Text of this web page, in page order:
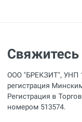
ООО "БРЕКЗИТ", УНП
регистрация
Регистрация в
номером 513574.